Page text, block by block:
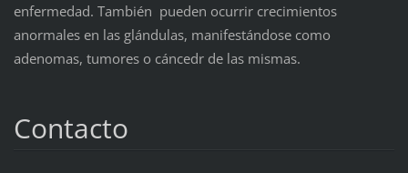
enfermedad. También pueden ocurrir crecimientos
anormales en las glándulas, manifestándose como
adenomas, tumores o cáncedr de las mismas.
Contacto